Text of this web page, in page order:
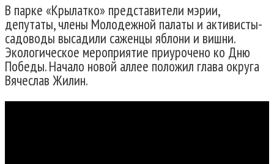
В парке «Крылатко» представители мэрии,
депутаты, члены Молодежной палаты и активисты-
садоводы высадили саженцы яблони и вишни.
Экологическое мероприятие приурочено ко Дню
Победы. Начало новой аллее положил глава округа
Вячеслав Жилин.